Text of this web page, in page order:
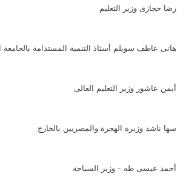
رضا حجازى وزير التعليم
هانى عاطف سويلم أستاذ التنمية المستدامة بالجامعة
أيمن عاشور وزير التعليم العالى
سها ناشد وزيرة الهجرة والمصريين بالخارج
أحمد عيسى طه - وزير السياحة